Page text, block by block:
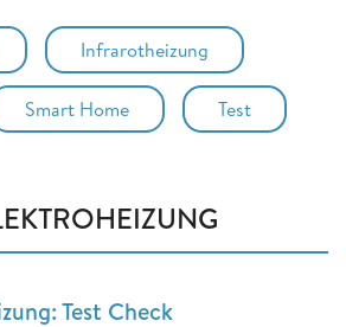
Infrarotheizung
Smart Home Test
Test Check